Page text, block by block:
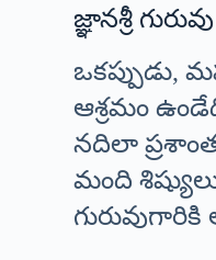
జ్ఞానశ్రీ
ఒకప్పుడు,
ఆశ్రమం
నదిలా
మంది
గురువుగారికి